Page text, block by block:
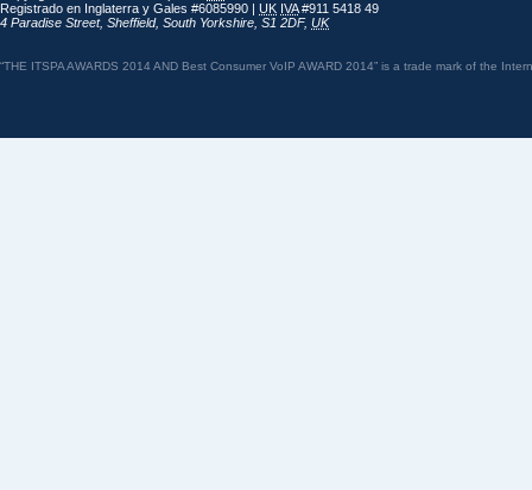
Registrado en Inglaterra y Gales #6085990 | UK IVA#911 5418 49
4 Paradise Street, Sheffield, South Yorkshire S1 2DF, UK
“THE ITSPA AWARDS 2014 AND Best Consumer VoIP AWARD 2014” is a trade mark of the